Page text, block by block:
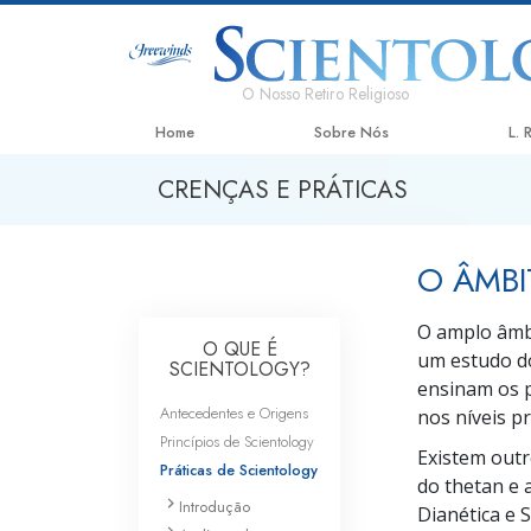
O Nosso Retiro Religioso
Home Sobre Nós L.
CRENÇAS E PRÁTICAS
O
O amplo
um estudo
ensinam os
nos níveis
Existem
do thetan e
Dianética e
O QUE É
SCIENTOLOGY?
Antecedentes e Origens
Princípios de Scientology
Práticas de Scientology
Introdução